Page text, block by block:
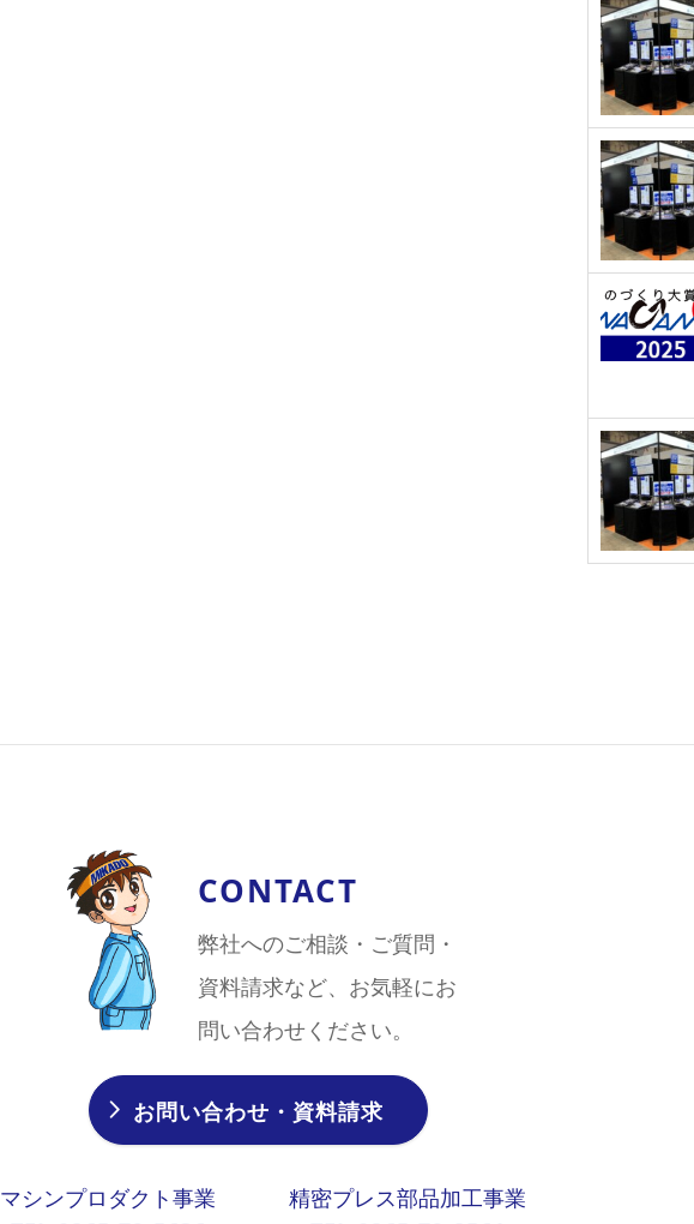
CONTACT
弊社へのご相談・ご質問・
資料請求など、お気軽にお
問い合わせください。
お問い合わせ・資料請求
マシンプロダクト事業
精密プレス部品加工事業